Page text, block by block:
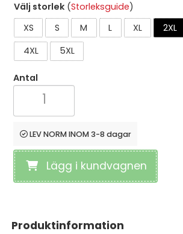
Välj storlek (Storleksguide)
XS
S M L XL 2XL
4XL
5XL
Antal
LEV NORM INOM 3-8 dagar
Lägg i kundvagnen
Produktinformation